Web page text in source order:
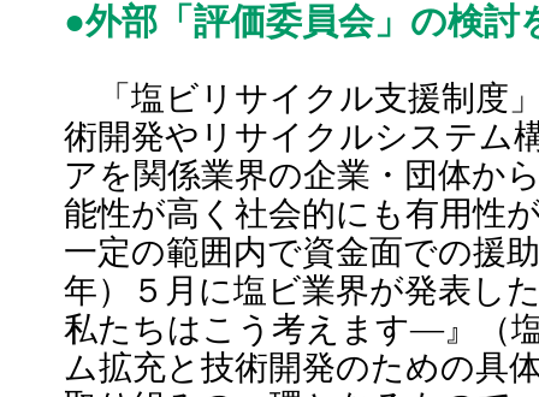
●外部「評価委員会」の検討
「塩ビリサイクル支援制度
術開発やリサイクルシステム
アを関係業界の企業・団体か
能性が高く社会的にも有用性
一定の範囲内で資金面での援
年）５月に塩ビ業界が発表し
私たちはこう考えます―』（
ム拡充と技術開発のための具